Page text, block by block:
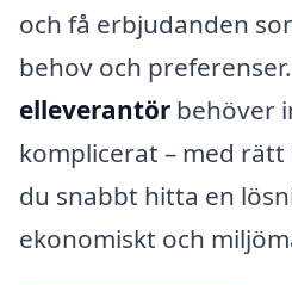
och få erbjudanden
behov och
elleverantör behöver
komplicerat – med
du snabbt hitta en
ekonomiskt och